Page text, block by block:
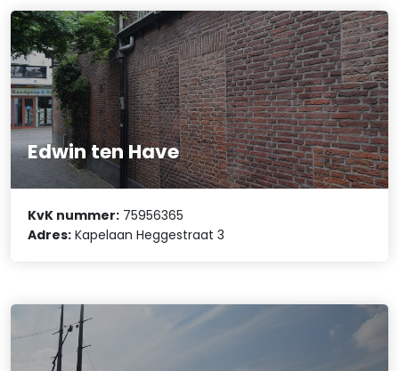
Edwin ten Have
KvK nummer: 75956365
Adres: Kapelaan Heggestraat 3